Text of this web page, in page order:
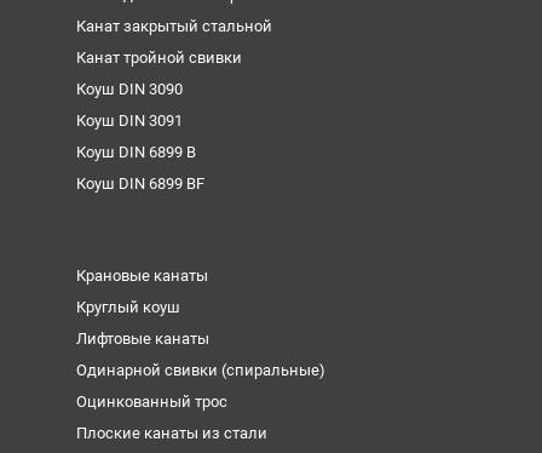
Канат закрытый стальной
Канат тройной свивки
Коуш DIN 3090
Коуш DIN 3091
Коуш DIN 6899 B
Коуш DIN 6899 BF
Крановые канаты
Круглый коуш
Лифтовые канаты
Одинарной свивки (спиральные)
Оцинкованный трос
Плоские канаты из стали